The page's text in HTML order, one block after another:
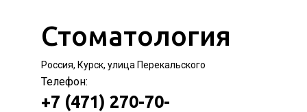
Стоматология
Россия, Курск, улица Перекальского
Телефон:
+7 (471) 270-70-